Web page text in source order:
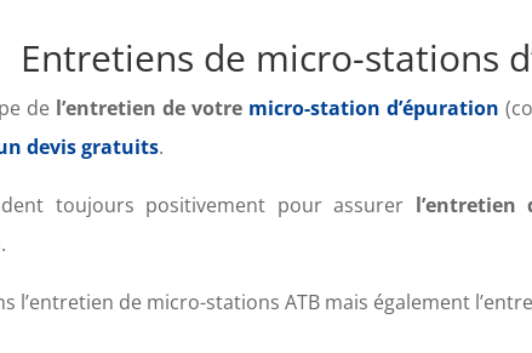
Entretiens de micro-stations
del’entretien de votre micro-station d’épuration
devis gratuits.
toujours positivement pour assurer
l’entretien de micro-stations ATB mais également